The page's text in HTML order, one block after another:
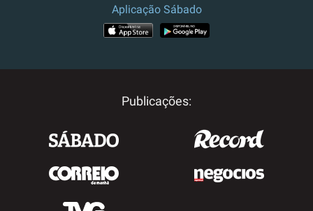
Aplicação Sábado
Publicações: